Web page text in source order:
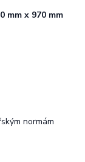
mm x 970 mm
normám